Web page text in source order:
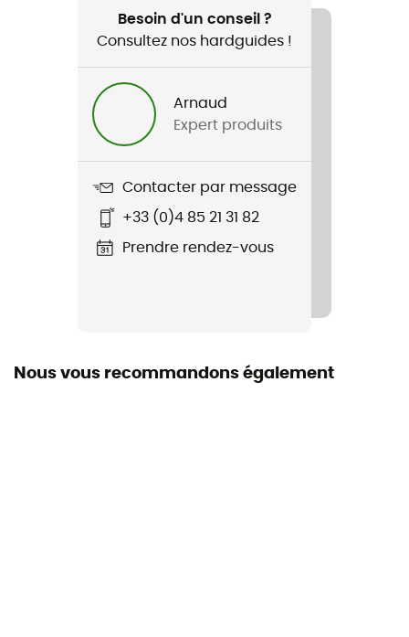
Camping / Bivouac
Homme / Femme
Nom du produit
Reusable straws 4 Pack - 8mm short
Besoin d'un conseil ?
Consultez nos hardguides !
Arnaud
Expert produits
Contacter par message
+33 (0)4 85 21 31 82
Prendre rendez-vous
Nous vous recommandons également